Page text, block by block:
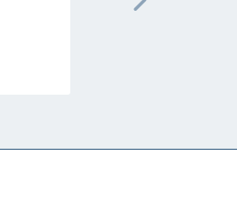
Für den Einbau von
Nächste